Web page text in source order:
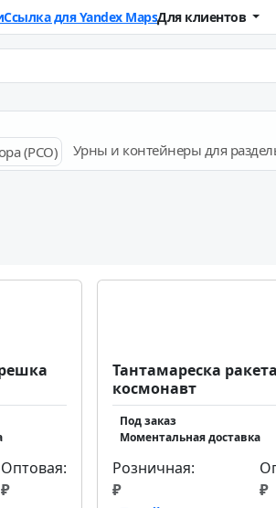
Ссылка для Yandex MapsДля клиентов
Урны и контейнеры для
Оптовая:
₽
Тантамареска
космонавт
Под заказ
Моментальная доставка
Розничная:
₽
₽